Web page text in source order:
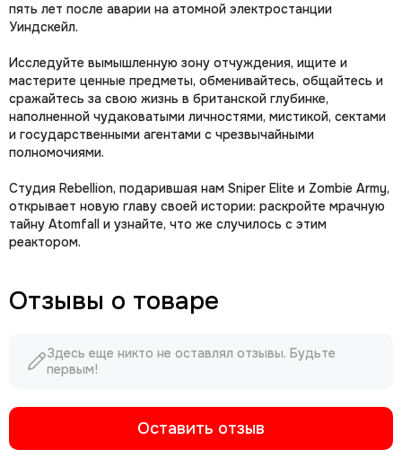
пять лет после аварии на атомной электростанции
Уиндскейл.
Исследуйте вымышленную зону отчуждения, ищите и
мастерите ценные предметы, обменивайтесь, общайтесь и
сражайтесь за свою жизнь в британской глубинке,
наполненной чудаковатыми личностями, мистикой, сектами
и государственными агентами с чрезвычайными
полномочиями.
Студия Rebellion, подарившая нам Sniper Elite и Zombie Army,
открывает новую главу своей истории: раскройте мрачную
тайну Atomfall и узнайте, что же случилось с этим
реактором.
Отзывы о товаре
Здесь еще никто не оставлял отзывы. Будьте
первым!
Оставить отзыв